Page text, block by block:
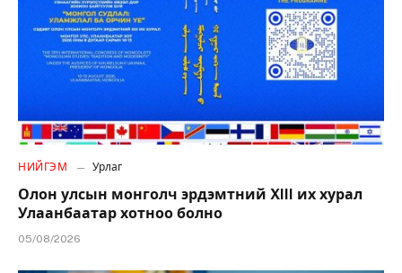
НИЙГЭМ Урлаг
Олон улсын монголч эрдэмтний XIII их хурал
Улаанбаатар хотноо болно
05/08/2026